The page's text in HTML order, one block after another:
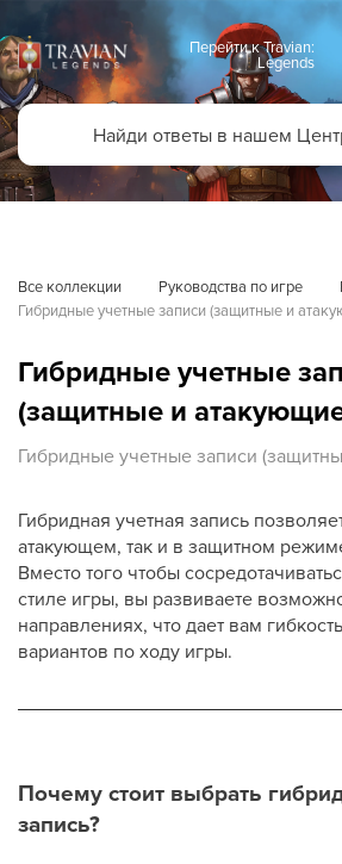
Перейти к Travian:
Legends
Все коллекции Руководства по игре
Гибридные учетные записи (защитные и
Гибридные учетные
(защитные и
Гибридные учетные записи
Гибридная учетная запись
атакующем, так и в защитном
Вместо того чтобы
стиле игры, вы развиваете
направлениях, что дает вам
вариантов по ходу игры.
Почему стоит выбрать
запись?